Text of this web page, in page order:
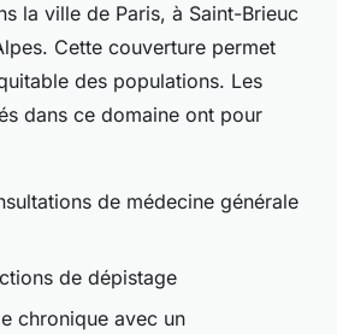
la ville de Paris, à Saint-Brieuc
Cette couverture permet
des populations. Les
dans ce domaine ont pour
de médecine générale
de dépistage
chronique avec un